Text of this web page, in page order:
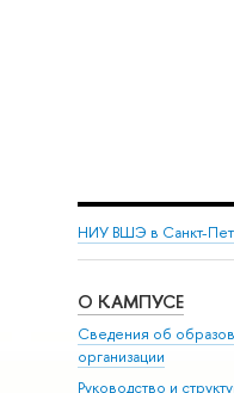
НИУ ВШЭ в Санкт-
О КАМПУСЕ
Сведения об
организации
Руководство и